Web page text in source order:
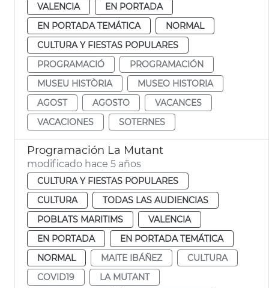
VALENCIA
EN PORTADA
EN PORTADA TEMÁTICA
NORMAL
CULTURA Y FIESTAS POPULARES
PROGRAMACIÓ
PROGRAMACIÓN
MUSEU HISTÒRIA
MUSEO HISTORIA
AGOST
AGOSTO
VACANCES
VACACIONES
SOTERNES
Programación La Mutant
modificado hace 5 años
CULTURA Y FIESTAS POPULARES
CULTURA
TODAS LAS AUDIENCIAS
POBLATS MARITIMS
VALENCIA
EN PORTADA
EN PORTADA TEMÁTICA
NORMAL
MAITE IBÁÑEZ
CULTURA
COVID19
LA MUTANT